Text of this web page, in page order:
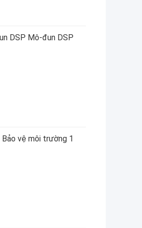
DSP Mô-đun DSP
vệ môi trường 1